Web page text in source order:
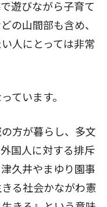
遊びながら子育て
の山間部も含め、
人にとっては非常
ています。
方が暮らし、多文
国人に対する排斥
久井やまゆり園事
る社会かながわ憲